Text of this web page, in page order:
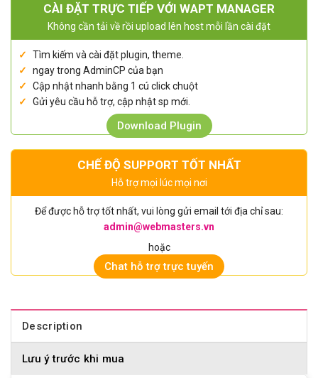
CÀI ĐẶT TRỰC TIẾP VỚI WAPT MANAGER
Không cần tải về rồi upload lên host mỗi lần cài đặt
Tìm kiếm và cài đặt plugin, theme.
ngay trong AdminCP của bạn
Cập nhật nhanh bằng 1 cú click chuột
Gửi yêu cầu hỗ trợ, cập nhật sp mới.
Download Plugin
CHẾ ĐỘ SUPPORT TỐT NHẤT
Hỗ trợ mọi lúc mọi nơi
Để được hỗ trợ tốt nhất, vui lòng gửi email tới địa chỉ sau:
admin@webmasters.vn
hoặc
Chat hỗ trợ trực tuyến
Description
Lưu ý trước khi mua